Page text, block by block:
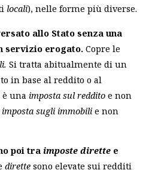
locali), nelle forme più diverse.
allo Statosenza una
servizio erogato. Copre le
Si tratta abitualmente di un
in base al reddito o al
una imposta sul reddito e non
imposta sugli immobili e non
poi tra imposte dirette e
dirette sono elevate sui redditi